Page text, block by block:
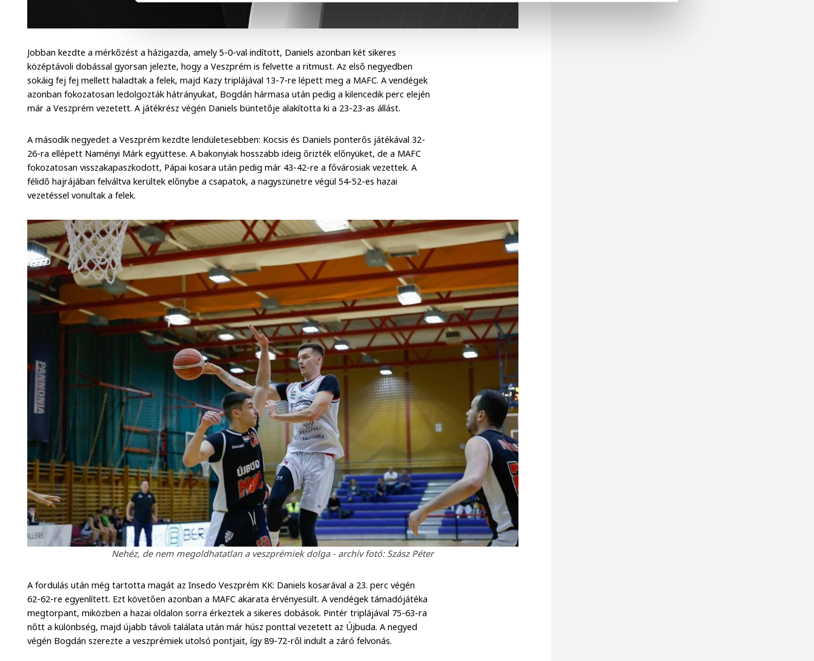
Jobban kezdte a mérkőzést a házigazda, amely 5-0-val indított, Daniels azonban két sikeres
középtávoli dobással gyorsan jelezte, hogy a Veszprém is felvette a ritmust. Az első negyedben
sokáig fej fej mellett haladtak a felek, majd Kazy triplájával 13-7-re lépett meg a MAFC. A vendégek
azonban fokozatosan ledolgozták hátrányukat, Bogdán hármasa után pedig a kilencedik perc elején
már a Veszprém vezetett. A játékrész végén Daniels büntetője alakította ki a 23-23-as állást.
A második negyedet a Veszprém kezdte lendületesebben: Kocsis és Daniels ponterős játékával 32-
26-ra ellépett Naményi Márk együttese. A bakonyiak hosszabb ideig őrizték előnyüket, de a MAFC
fokozatosan visszakapaszkodott, Pápai kosara után pedig már 43-42-re a fővárosiak vezettek. A
félidő hajrájában felváltva kerültek előnybe a csapatok, a nagyszünetre végül 54-52-es hazai
vezetéssel vonultak a felek.
Nehéz, de nem megoldhatatlan a veszprémiek dolga - archív fotó: Szász Péter
A fordulás után még tartotta magát az Insedo Veszprém KK: Daniels kosarával a 23. perc végén
62-62-re egyenlített. Ezt követően azonban a MAFC akarata érvényesült. A vendégek támadójátéka
megtorpant, miközben a hazai oldalon sorra érkeztek a sikeres dobások. Pintér triplájával 75-63-ra
nőtt a különbség, majd újabb távoli találata után már húsz ponttal vezetett az Újbuda. A negyed
végén Bogdán szerezte a veszprémiek utolsó pontjait, így 89-72-ről indult a záró felvonás.